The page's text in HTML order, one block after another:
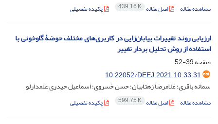
مشاهده مقاله اصل مقاله 439.16 K چکیده تفصیلی
ارزیابی روند تغییرات بیابان‌زایی در کاربری‌های مختلف حوضۀ گاوخونی با
استفاده از روش تحلیل بردار تغییر
صفحه39-52
‎10.22052/DEEJ.2021.10.33.31
سمانه باقری؛ غلامرضا زهتابیان؛ حسن خسروی؛ اسماعیل حیدری علمدارلو
مشاهده مقاله اصل مقاله 599.75 K چکیده تفصیلی